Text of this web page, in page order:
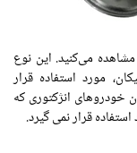
می‌کنید. این نوع
مورد استفاده قرار
خودروهای انژکتوری که
قرار نمی گیرد.